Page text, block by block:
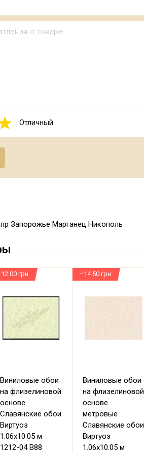
Отличный
Запорожье Марганец Никополь
Виниловые обои
на флизелиновой
основе
Славянские обои
Виртуоз
1.06х10.05 м
1212-04 В88
грн
Виниловые обои
на флизелиновой
основе
метровые
Славянские обои
Виртуоз
1.06х10.05 м
–14.50 грн